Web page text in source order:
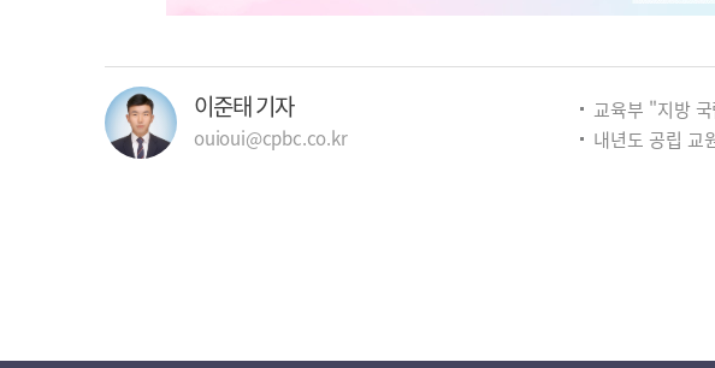
이준태 기자
ouioui@cpbc.co.kr
교육부 "지방 국립
내년도 공립 교